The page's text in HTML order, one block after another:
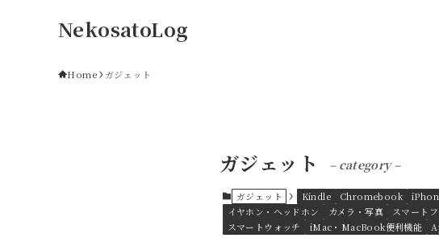
NekosatoLog
Home ガジェット
ガジェット – category –
ガジェット Kindle Chromebook
イヤホン・ヘッドホン
カメラ・写真 スマート
スマートウォッチ
iMac・MacBook便利機能